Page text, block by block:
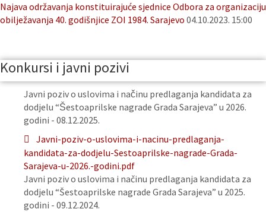
Najava održavanja konstituirajuće sjednice Odbora za organizaciju
obilježavanja 40. godišnjice ZOI 1984. Sarajevo 04.10.2023. 15:00
Konkursi i javni pozivi
Javni poziv o uslovima i načinu predlaganja kandidata za
dodjelu “Šestoaprilske nagrade Grada Sarajeva” u 2026.
godini - 08.12.2025.
Javni-poziv-o-uslovima-i-nacinu-predlaganja-
kandidata-za-dodjelu-Sestoaprilske-nagrade-Grada-
Sarajeva-u-2026.-godini.pdf
Javni poziv o uslovima i načinu predlaganja kandidata za
dodjelu “Šestoaprilske nagrade Grada Sarajeva” u 2025.
godini - 09.12.2024.